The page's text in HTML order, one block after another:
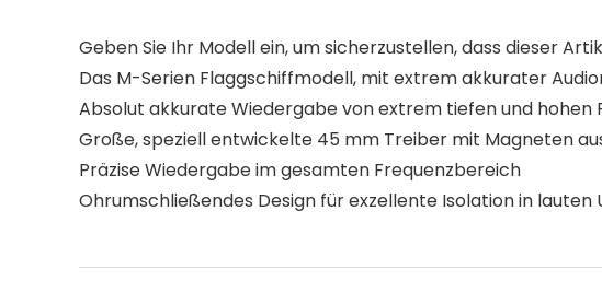
Geben Sie Ihr Modell ein, um sicherzustellen, dass dieser
Das M-Serien Flaggschiffmodell, mit extrem akkurater
Absolut akkurate Wiedergabe von extrem tiefen und hohen
Große, speziell entwickelte 45 mm Treiber mit Magneten
Präzise Wiedergabe im gesamten Frequenzbereich
Ohrumschließendes Design für exzellente Isolation in lauten